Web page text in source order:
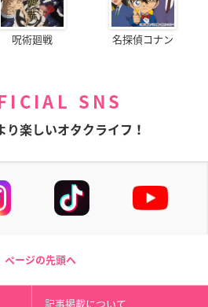
呪術廻戦 名探偵コナン
SNS
り楽しいオタクライフ！
ページの先頭へ
記事掲載について